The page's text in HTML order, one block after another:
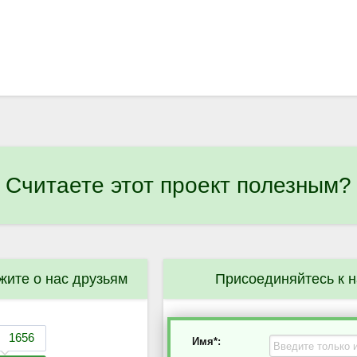
Считаете этот проект полезным?
о нас друзьям Присоединяйтесь к
Имя*: